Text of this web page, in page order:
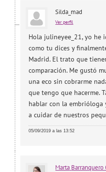
Silda_mad
Ver perfil
Hola julineyee_21, yo he
como tu dices y
Madrid. El trato que
comparación. Me gustó
una eco sin cobrarme
que tengo que hacerme.
hablar con la embrióloga
a cuidar de nuestros
05/09/2019 a las 13:52
Marta Barranquero